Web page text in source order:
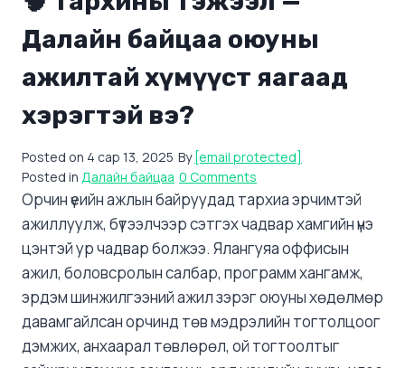
Далайн байцаа оюуны
ажилтай хүмүүст яагаад
хэрэгтэй вэ?
Posted on 4 сар 13, 2025 By [email protected]
Posted in Далайн байцаа 0 Comments
Орчин үеийн ажлын байруудад тархиа эрчимтэй
ажиллуулж, бүтээлчээр сэтгэх чадвар хамгийн үнэ
цэнтэй ур чадвар болжээ. Ялангуяа оффисын
ажил, боловсролын салбар, программ хангамж,
эрдэм шинжилгээний ажил зэрэг оюуны хөдөлмөр
давамгайлсан орчинд төв мэдрэлийн тогтолцоог
дэмжих, анхаарал төвлөрөл, ой тогтоолтыг